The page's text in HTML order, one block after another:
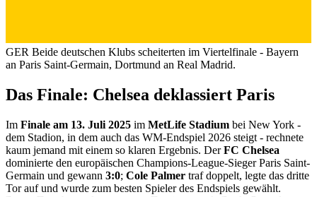
GER Beide deutschen Klubs scheiterten im Viertelfinale - Bayern
an Paris Saint-Germain, Dortmund an Real Madrid.
Das Finale: Chelsea deklassiert Paris
Im Finale am 13. Juli 2025 im MetLife Stadium bei New York -
dem Stadion, in dem auch das WM-Endspiel 2026 steigt - rechnete
kaum jemand mit einem so klaren Ergebnis. DerFC Chelsea
dominierte den europäischen Champions-League-Sieger Paris Saint-
Germain und gewann 3:0; Cole Palmer traf doppelt, legte das dritte
Tor auf und wurde zum besten Spieler des Endspiels gewählt.